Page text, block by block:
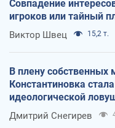
Совпадение
игроков или тайный
Виктор Швец 15,2 т.
В плену собственных
Константиновка
идеологической
оккупантов
Дмитрий Снегирев